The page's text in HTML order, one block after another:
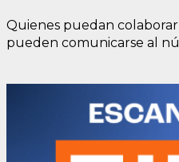
Quienes puedan colaborar
pueden comunicarse al